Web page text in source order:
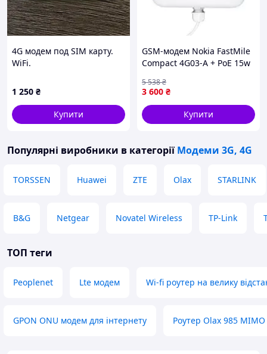
4G модем под SIM карту.
WiFi.
1 250 ₴
Купити
GSM-модем Nokia FastMile
Compact 4G03-A + PoE 15w
(FastMile Compact 4G03-A)
3 600 ₴
5 538₴
Купити
Популярні виробники в категорії Модеми 3G, 4G
TORSSEN Huawei ZTE Olax STARLINK
B&G Netgear Novatel Wireless TP-Link
ТОП теги
Peoplenet Lte модем Wi-fi роутер на велику
GPON ONU модем для інтернету Роутер Olax 985 MIMO